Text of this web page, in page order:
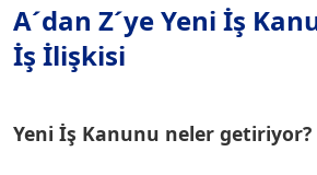
A´dan Z´ye Yeni İş
İş İlişkisi
Yeni İş Kanunu neler getiriyor?